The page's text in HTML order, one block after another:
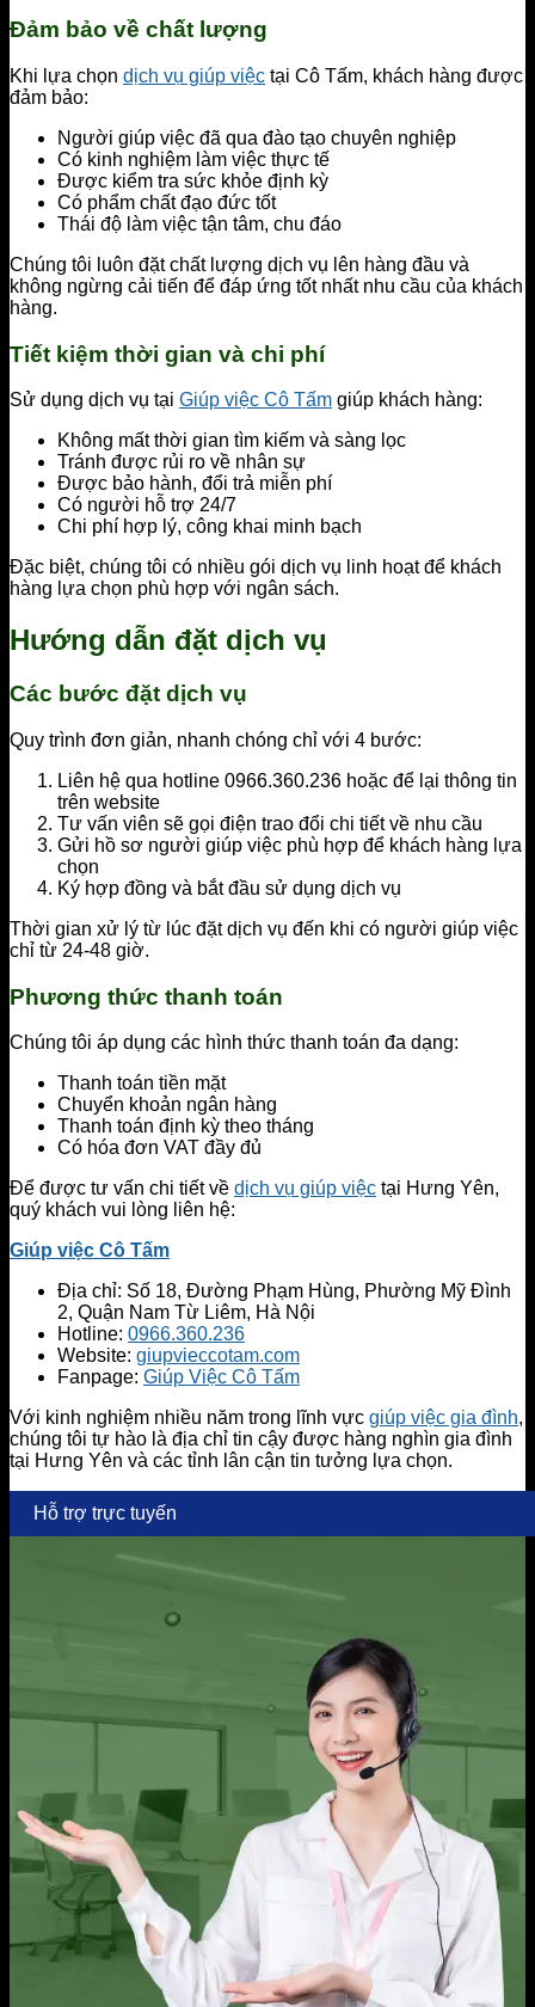
Đảm bảo về chất lượng
Khi lựa chọn dịch vụ giúp việc tại Cô Tấm, khách hàng được
đảm bảo:
Người giúp việc đã qua đào tạo chuyên nghiệp
Có kinh nghiệm làm việc thực tế
Được kiểm tra sức khỏe định kỳ
Có phẩm chất đạo đức tốt
Thái độ làm việc tận tâm, chu đáo
Chúng tôi luôn đặt chất lượng dịch vụ lên hàng đầu và
không ngừng cải tiến để đáp ứng tốt nhất nhu cầu của khách
hàng.
Tiết kiệm thời gian và chi phí
Sử dụng dịch vụ tại Giúp việc Cô Tấm giúp khách hàng:
Không mất thời gian tìm kiếm và sàng lọc
Tránh được rủi ro về nhân sự
Được bảo hành, đổi trả miễn phí
Có người hỗ trợ 24/7
Chi phí hợp lý, công khai minh bạch
Đặc biệt, chúng tôi có nhiều gói dịch vụ linh hoạt để khách
hàng lựa chọn phù hợp với ngân sách.
Hướng dẫn đặt dịch vụ
Các bước đặt dịch vụ
Quy trình đơn giản, nhanh chóng chỉ với 4 bước:
Liên hệ qua hotline 0966.360.236 hoặc để lại thông tin
trên website
Tư vấn viên sẽ gọi điện trao đổi chi tiết về nhu cầu
Gửi hồ sơ người giúp việc phù hợp để khách hàng lựa
chọn
Ký hợp đồng và bắt đầu sử dụng dịch vụ
Thời gian xử lý từ lúc đặt dịch vụ đến khi có người giúp việc
chỉ từ 24-48 giờ.
Phương thức thanh toán
Chúng tôi áp dụng các hình thức thanh toán đa dạng:
Thanh toán tiền mặt
Chuyển khoản ngân hàng
Thanh toán định kỳ theo tháng
Có hóa đơn VAT đầy đủ
Để được tư vấn chi tiết về dịch vụ giúp việc tại Hưng Yên,
quý khách vui lòng liên hệ:
Giúp việc Cô Tấm
Địa chỉ: Số 18, Đường Phạm Hùng, Phường Mỹ Đình
2, Quận Nam Từ Liêm, Hà Nội
Hotline: 0966.360.236
Website: giupvieccotam.com
Fanpage: Giúp Việc Cô Tấm
Với kinh nghiệm nhiều năm trong lĩnh vực giúp việc gia đình,
chúng tôi tự hào là địa chỉ tin cậy được hàng nghìn gia đình
tại Hưng Yên và các tỉnh lân cận tin tưởng lựa chọn.
Hỗ trợ trực tuyến